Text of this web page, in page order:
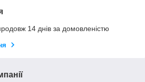
14 днів за домовленістю